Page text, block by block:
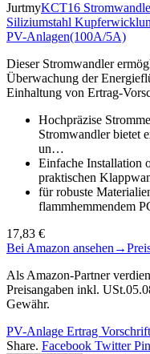
JurtmyKCT16
Siliziumstahl
PV-Anlagen(100A/5A)
Dieser Stromwandler
Überwachung der
Einhaltung von Ertrag-
Hochpräzise
Stromwandler bietet
un…
Einfache Installation
praktischen
für robuste
flammhemmendem
17,83 €
Bei Amazon ansehen →
Als Amazon-Partner
Preisangaben inkl.
Gewähr.
PV-Anlage Ertrag
Share. Facebook Twitter